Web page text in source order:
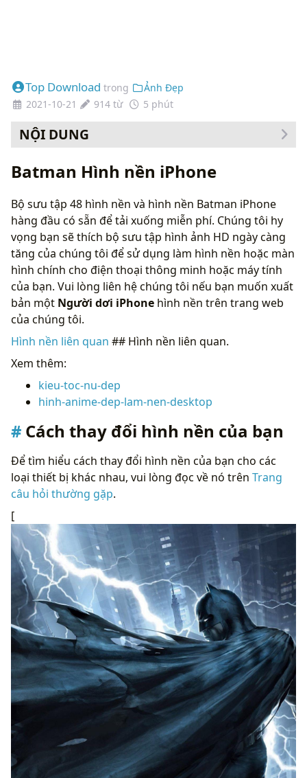
Top Download trong
Ảnh Đẹp
2021-10-21
914 từ 5 phút
NỘI DUNG
Batman Hình nền iPhone
Bộ sưu tập 48 hình nền và hình nền Batman iPhone
hàng đầu có sẵn để tải xuống miễn phí. Chúng tôi hy
vọng bạn sẽ thích bộ sưu tập hình ảnh HD ngày càng
tăng của chúng tôi để sử dụng làm hình nền hoặc màn
hình chính cho điện thoại thông minh hoặc máy tính
của bạn. Vui lòng liên hệ chúng tôi nếu bạn muốn xuất
bản một Người dơi iPhone hình nền trên trang web
của chúng tôi.
Hình nền liên quan ## Hình nền liên quan.
Xem thêm:
kieu-toc-nu-dep
hinh-anime-dep-lam-nen-desktop
Cách thay đổi hình nền của bạn
Để tìm hiểu cách thay đổi hình nền của bạn cho các
loại thiết bị khác nhau, vui lòng đọc về nó trên Trang
câu hỏi thường gặp.
[